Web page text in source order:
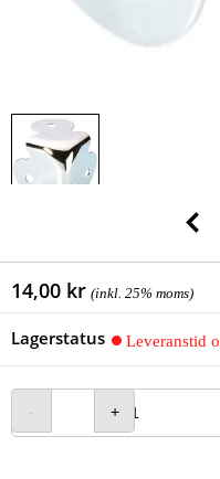
14,00 kr (inkl. 25% moms)
Lagerstatus Leveranstid